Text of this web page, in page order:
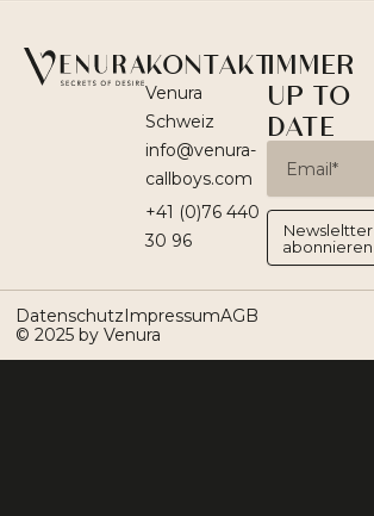
KONTAKT
Venura
Schweiz
info@venura-
callboys.com
+41 (0)76 440
30 96
IMMER
UP TO
DATE
Newsleltter
abonnieren
© 2025 by Venura
Datenschutz ImpressumAGB